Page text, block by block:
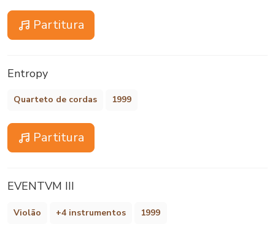
Partitura
Entropy
Quarteto de cordas 1999
Partitura
EVENTVM III
Violão +4 instrumentos 1999